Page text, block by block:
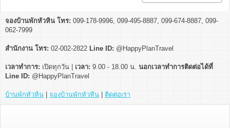
จองบ้านพักหัวหิน โทร: 099-178-9996, 099-495-8887, 099-674-8887, 099-
062-7999
สำนักงาน โทร: 02-002-2822 Line ID: @HappyPlanTravel
เวลาทำการ: เปิดทุกวัน | เวลา: 9.00 - 18.00 น. นอกเวลาทำการติดต่อได้ที่
Line ID: @HappyPlanTravel
บ้านพักหัวหิน จองบ้านพักหัวหิน ติดต่อเรา